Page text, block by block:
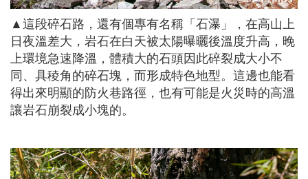
▲這段碎石路，還有個專有名稱「石瀑」，在高山上
日夜溫差大，岩石在白天被太陽曝曬後溫度升高，晚
上環境急速降溫，體積大的石頭因此碎裂成大小不
同、具稜角的碎石塊，而形成特色地型。這邊也能看
得出來明顯的防火巷路徑，也有可能是火災時的高溫
讓岩石崩裂成小塊的。